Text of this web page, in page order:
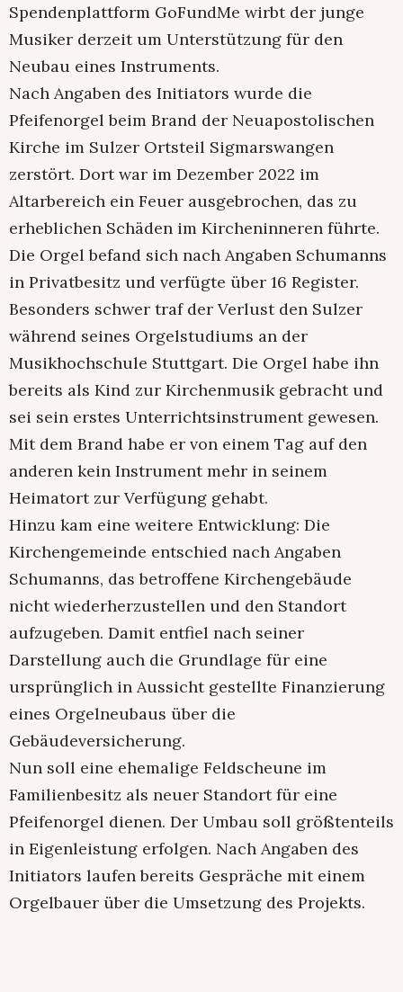
Spendenplattform GoFundMe wirbt der junge
Musiker derzeit um Unterstützung für den
Neubau eines Instruments.
Nach Angaben des Initiators wurde die
Pfeifenorgel beim Brand der Neuapostolischen
Kirche im Sulzer Ortsteil Sigmarswangen
zerstört. Dort war im Dezember 2022 im
Altarbereich ein Feuer ausgebrochen, das zu
erheblichen Schäden im Kircheninneren führte.
Die Orgel befand sich nach Angaben Schumanns
in Privatbesitz und verfügte über 16 Register.
Besonders schwer traf der Verlust den Sulzer
während seines Orgelstudiums an der
Musikhochschule Stuttgart. Die Orgel habe ihn
bereits als Kind zur Kirchenmusik gebracht und
sei sein erstes Unterrichtsinstrument gewesen.
Mit dem Brand habe er von einem Tag auf den
anderen kein Instrument mehr in seinem
Heimatort zur Verfügung gehabt.
Hinzu kam eine weitere Entwicklung: Die
Kirchengemeinde entschied nach Angaben
Schumanns, das betroffene Kirchengebäude
nicht wiederherzustellen und den Standort
aufzugeben. Damit entfiel nach seiner
Darstellung auch die Grundlage für eine
ursprünglich in Aussicht gestellte Finanzierung
eines Orgelneubaus über die
Gebäudeversicherung.
Nun soll eine ehemalige Feldscheune im
Familienbesitz als neuer Standort für eine
Pfeifenorgel dienen. Der Umbau soll größtenteils
in Eigenleistung erfolgen. Nach Angaben des
Initiators laufen bereits Gespräche mit einem
Orgelbauer über die Umsetzung des Projekts.